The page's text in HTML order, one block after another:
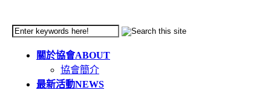
關於協會ABOUT
協會簡介
最新活動NEWS